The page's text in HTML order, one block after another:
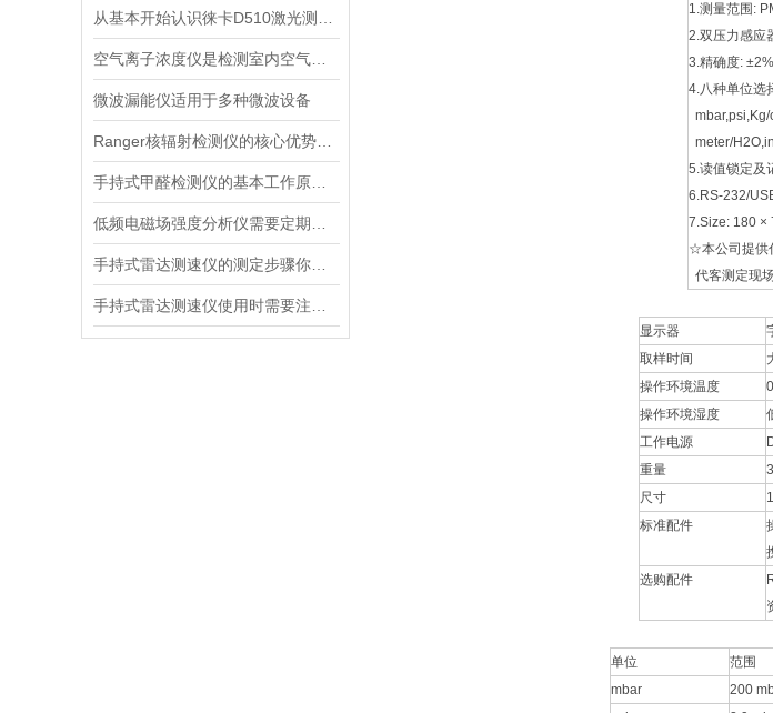
微波漏能仪适用于多种微波设备
1.测量范围:
2.双压力感应
3.精确度: ±2%
4.八种单位选
meter/
5.读值锁定及
6.RS-232/
7.Size: 180 ×
☆本公司提供
代客测定现
显示器
取样时间
操作环境温度
操作环境湿度
工作电源
重量
尺寸
标准配件
选购配件
单位 范围
mbar
200